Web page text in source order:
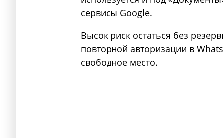
сервисы Google.
Высок риск остаться без
повторной авторизации в
свободное место.